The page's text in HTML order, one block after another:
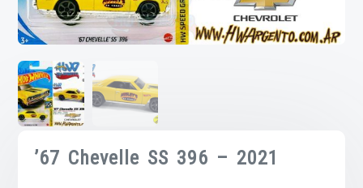
’67 Chevelle SS 396 – 2021